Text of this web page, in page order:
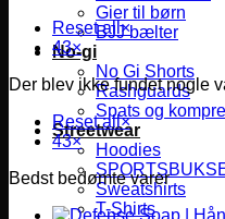
Gier til børn
BJJ bælter
No-gi
No Gi Shorts
Rashguards
Spats og
Streetwear
Hoodies
Sweatshirts
T-Shirts
Reset all×
43×
Der blev ikke fundet nogle
Reset all×
43×
Bedst bedømte varer